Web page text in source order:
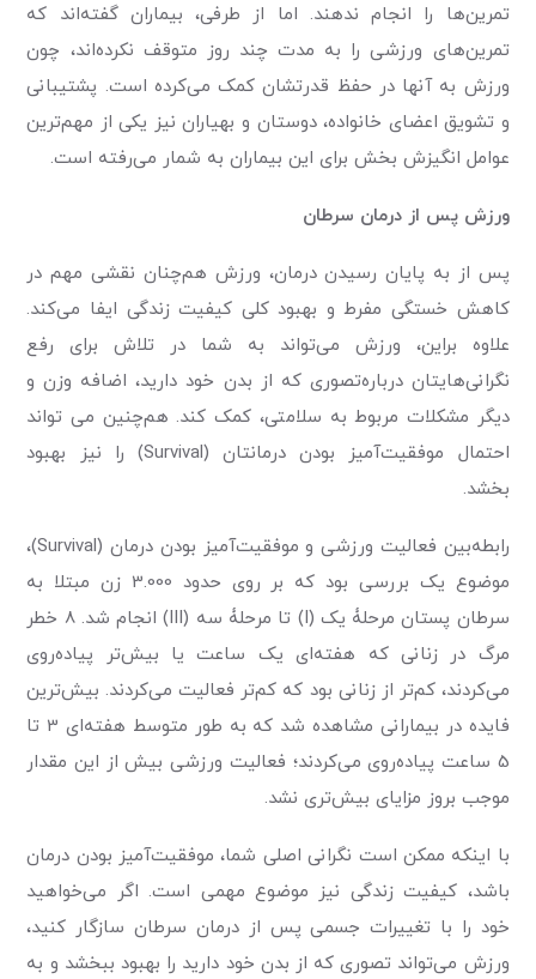
تمرین‌ها را انجام ندهند. اما از طرفی، بیماران گفته‌اند که
تمرین‌های ورزشی را به مدت چند روز متوقف نکرده‌اند، چون
ورزش به آنها در حفظ قدرتشان کمک می‌کرده است. پشتیبانی
و تشویق اعضای خانواده، دوستان و بهیاران نیز یکی از مهم‌ترین
عوامل انگیزش بخش برای این بیماران به شمار می‌رفته است.
ورزش پس از درمان سرطان
پس از به پایان رسیدن درمان، ورزش هم‌چنان نقشی مهم در
کاهش خستگی مفرط و بهبود کلی کیفیت زندگی ایفا می‌کند.
علاوه بر‌این، ورزش می‌تواند به شما در تلاش برای رفع
نگرانی‌هایتان درباره‌تصوری که از بدن خود دارید، اضافه وزن و
دیگر مشکلات مربوط به سلامتی، کمک کند. هم‌چنین می تواند
احتمال موفقیت‌آمیز بودن درمانتان (Survival) را نیز بهبود
بخشد.
رابطه‌بین فعالیت ورزشی و موفقیت‌آمیز بودن درمان (Survival)،
موضوع یک بررسی بود که بر روی حدود 3.000 زن مبتلا به
سرطان پستان مرحلۀ یک (I) تا مرحلۀ سه (III) انجام شد. 8 خطر
مرگ در زنانی که هفته‌ای یک ساعت یا بیش‌تر پیاده‌روی
می‌کردند، کم‌تر از زنانی بود که کم‌تر فعالیت می‌کردند. بیش‌ترین
فایده در بیمارانی مشاهده شد که به طور متوسط هفته‌ای 3 تا
5 ساعت پیاده‌روی می‌کردند؛ فعالیت ورزشی بیش از این مقدار
موجب بروز مزایای بیش‌تری نشد.
با اینکه ممکن است نگرانی اصلی شما، موفقیت‌آمیز بودن درمان
باشد، کیفیت زندگی نیز موضوع مهمی است. اگر می‌خواهید
خود را با تغییرات جسمی پس از درمان سرطان سازگار کنید،
ورزش می‌تواند تصوری که از بدن خود دارید را بهبود ببخشد و به